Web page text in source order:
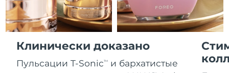
Клинически доказано
Пульсации T-SonicTM
и бархатистые
For healthy hair
18% PAP
Косметика Для мужчин
Гибралтар
Ожидаемая дата доставки
8/13/26
Греция
8/9/26
Ожидаемая дата доставки